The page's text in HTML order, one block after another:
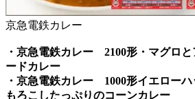
京急電鉄カレー
・京急電鉄カレー 2100形・マグロ
ードカレー
・京急電鉄カレー 1000形イエロー
もろこしたっぷりのコーンカレー